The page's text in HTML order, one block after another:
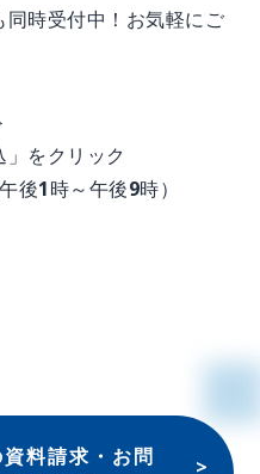
時受付中！お気軽にご
をクリック
1時～午後9時）
料請求・お問